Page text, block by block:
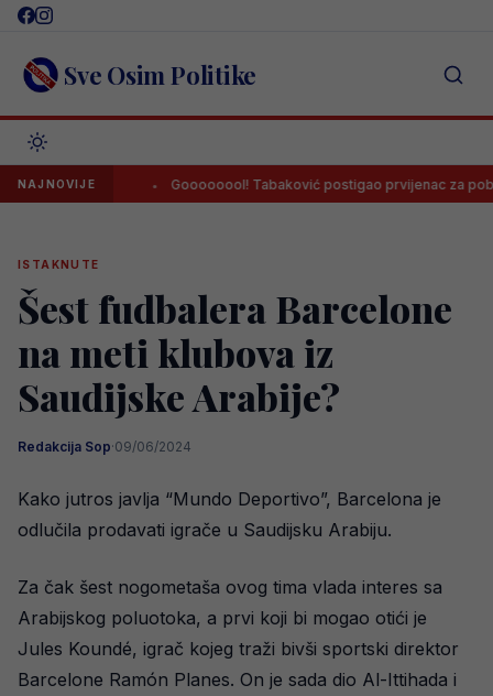
Skip
content Sve Osim Politike
NAJNOVIJE Goooooool! Tabaković postigao prvijenac za pobjedu
ISTAKNUTE
Šest fudbalera Barcelone
na meti klubova iz
Saudijske Arabije?
Redakcija Sop·09/06/2024
Kako jutros javlja “Mundo Deportivo”, Barcelona je
odlučila prodavati igrače u Saudijsku Arabiju.
Za čak šest nogometaša ovog tima vlada interes sa
Arabijskog poluotoka, a prvi koji bi mogao otići je
Jules Koundé, igrač kojeg traži bivši sportski direktor
Barcelone Ramón Planes. On je sada dio Al-Ittihada i